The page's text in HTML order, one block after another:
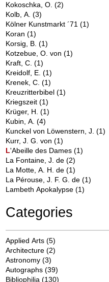
Kokoschka, O.(2)
Kolb, A.(3)
Kölner Kunstmarkt ´71(1)
Koran(1)
Korsig, B.(1)
Kotzebue, O. von(1)
Kraft, C.(1)
Kreidolf, E.(1)
Krenek, C.(1)
Kreuzritterbibel(1)
Kriegszeit(1)
Krüger, H.(1)
Kubin, A.(4)
Kunckel von Löwenstern, J.(1)
Kurr, J. G. von(1)
L'Abeille des Dames(1)
La Fontaine, J. de(2)
La Motte, A. H. de(1)
La Pérouse, J. F. G. de(1)
Lambeth Apokalypse(1)
Categories
Applied Arts (5)
Architecture (2)
Astronomy (3)
Autographs (39)
Bibliophilia (130)